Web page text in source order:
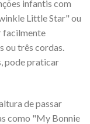
infantis com
Little Star" ou
facilmente
ou três cordas.
pode praticar
de passar
como "My Bonnie